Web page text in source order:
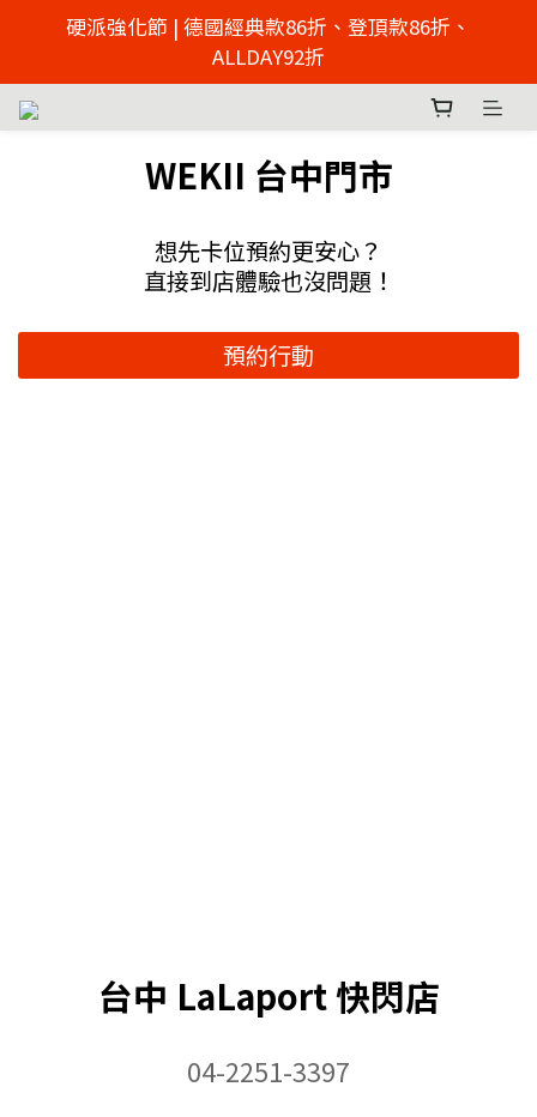
2026父親節慶 硬派強化節  | 來店免費足壓檢測 >> 點擊
了解
硬派強化節 | 德國經典款86折、登頂款86折、
ALLDAY92折
2026父親節慶 硬派強化節  | 來店免費足壓檢測 >> 點擊
了解
WEKII 台中門市
想先卡位預約更安心？
直接到店體驗也沒問題！
預約行動
台中 LaLaport 快閃店
04-2251-3397